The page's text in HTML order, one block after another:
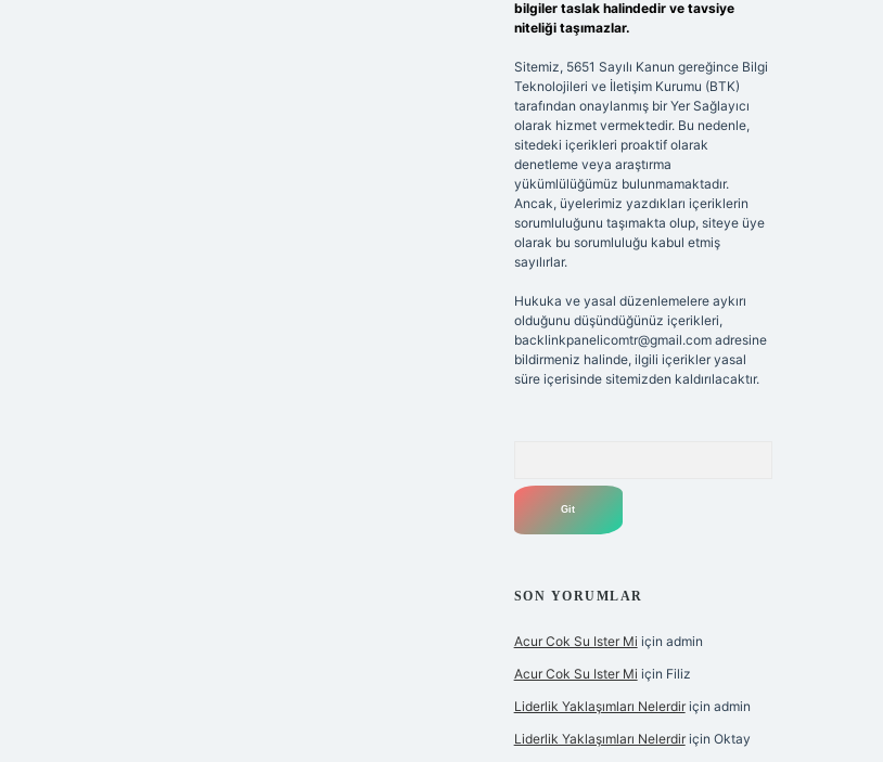
bilgiler taslak halindedir ve tavsiye
niteliği taşımazlar.
Sitemiz, 5651 Sayılı Kanun gereğince Bilgi
Teknolojileri ve İletişim Kurumu (BTK)
tarafından onaylanmış bir Yer Sağlayıcı
olarak hizmet vermektedir. Bu nedenle,
sitedeki içerikleri proaktif olarak
denetleme veya araştırma
yükümlülüğümüz bulunmamaktadır.
Ancak, üyelerimiz yazdıkları içeriklerin
sorumluluğunu taşımakta olup, siteye üye
olarak bu sorumluluğu kabul etmiş
sayılırlar.
Hukuka ve yasal düzenlemelere aykırı
olduğunu düşündüğünüz içerikleri,
backlinkpanelicomtr@gmail.comadresine
bildirmeniz halinde, ilgili içerikler yasal
süre içerisinde sitemizden kaldırılacaktır.
SON YORUMLAR
Acur Cok Su Ister Mi için admin
Acur Cok Su Ister Mi için Filiz
Liderlik Yaklaşımları Nelerdiriçin admin
Liderlik Yaklaşımları Nelerdiriçin Oktay